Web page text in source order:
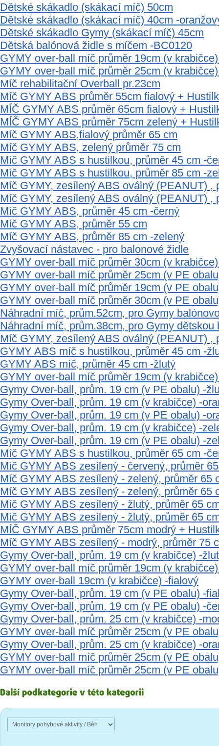
Dětské skákadlo (skákací míč) 50cm
Dětské skákadlo (skákací míč) 40cm -
Dětské skákadlo Gymy (skákací míč) 45cm
Dětská balónová židle s míčem -BC0120
GYMY over-ball míč průměr 19cm (v
GYMY over-ball míč průměr 25cm (v
Míč rehabilitační Overball pr.23cm
Míč GYMY ABS průměr 55cm fialový +
MÍČ GYMY ABS průměr 65cm fialový +
MÍČ GYMY ABS průměr 75cm zelený +
Míč GYMY ABS,fialový průměr 65 cm
Míč GYMY ABS, zelený průměr 75 cm
Míč GYMY ABS s hustilkou, průměr 45 cm -
Míč GYMY ABS s hustilkou, průměr 85 cm -
Míč GYMY, zesílený ABS oválný (PEANUT) ,
Míč GYMY, zesílený ABS oválný (PEANUT) ,
Míč GYMY ABS, průměr 45 cm -černý
Míč GYMY ABS, průměr 55 cm
Míč GYMY ABS, průměr 85 cm -zelený
Zvyšovací nástavec - pro balonové židle
GYMY over-ball míč průměr 30cm (v
GYMY over-ball míč průměr 25cm (v PE
GYMY over-ball míč průměr 19cm (v PE
GYMY over-ball míč průměr 30cm (v PE
Náhradní míč, prům.52cm, pro Gymy
Náhradní míč, prům.38cm, pro Gymy
Míč GYMY, zesílený ABS oválný (PEANUT) ,
GYMY ABS míč s hustilkou, průměr 45 cm -
GYMY ABS míč, průměr 45 cm -žlutý
GYMY over-ball míč průměr 19cm (v
Gymy Over-ball, prům. 19 cm (v PE obalu) -
Gymy Over-ball, prům. 19 cm (v krabičce) -
Gymy Over-ball, prům. 19 cm (v PE obalu) -
Gymy Over-ball, prům. 19 cm (v krabičce) -
Gymy Over-ball, prům. 19 cm (v PE obalu) -
Míč GYMY ABS s hustilkou, průměr 65 cm -
Míč GYMY ABS zesílený - červený, průměr
Míč GYMY ABS zesílený - zelený, průměr 65
Míč GYMY ABS zesílený - zelený, průměr 65
Míč GYMY ABS zesílený - žlutý, průměr 65
Míč GYMY ABS zesílený - žlutý, průměr 65
MÍČ GYMY ABS průměr 75cm modrý +
Míč GYMY ABS zesílený - modrý, průměr 75
Gymy Over-ball, prům. 19 cm (v krabičce) -
GYMY over-ball míč průměr 19cm (v
GYMY over-ball 19cm (v krabičce) -fialový
Gymy Over-ball, prům. 19 cm (v PE obalu) -
Gymy Over-ball, prům. 19 cm (v PE obalu) -
Gymy Over-ball, prům. 25 cm (v krabičce) -
GYMY over-ball míč průměr 25cm (v PE
Gymy Over-ball, prům. 25 cm (v krabičce) -
GYMY over-ball míč průměr 25cm (v PE
GYMY over-ball míč průměr 25cm (v PE